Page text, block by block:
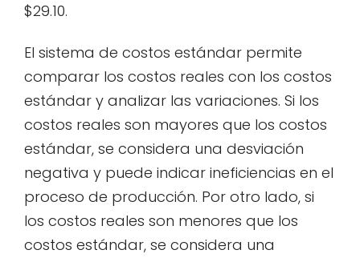
$29.10.
El sistema de costos estándar permite
comparar los costos reales con los costos
estándar y analizar las variaciones. Si los
costos reales son mayores que los costos
estándar, se considera una desviación
negativa y puede indicar ineficiencias en el
proceso de producción. Por otro lado, si
los costos reales son menores que los
costos estándar, se considera una